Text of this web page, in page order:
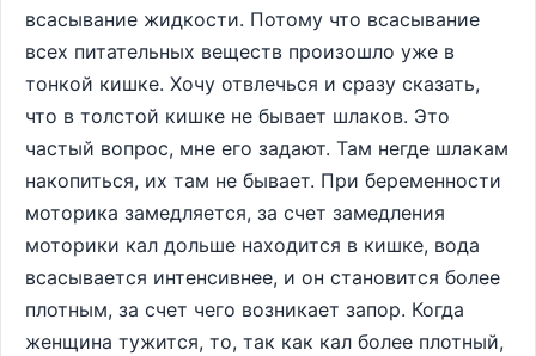
всасывание жидкости. Потому что всасывание
всех питательных веществ произошло уже в
тонкой кишке. Хочу отвлечься и сразу сказать,
что в толстой кишке не бывает шлаков. Это
частый вопрос, мне его задают. Там негде шлакам
накопиться, их там не бывает. При беременности
моторика замедляется, за счет замедления
моторики кал дольше находится в кишке, вода
всасывается интенсивнее, и он становится более
плотным, за счет чего возникает запор. Когда
женщина тужится, то, так как кал более плотный,